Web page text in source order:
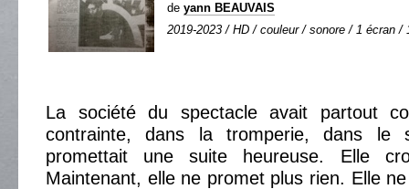
de yann BEAUVAIS
2019-2023 / HD / couleur / sonore / 1 écran /
La société du spectacle avait partout
contrainte, dans la tromperie, dans le
promettait une suite heureuse. Elle
Maintenant, elle ne promet plus rien. Elle